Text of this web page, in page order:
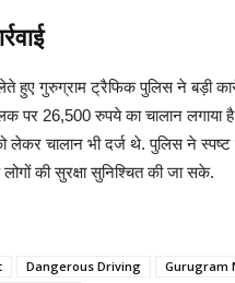
हुए गुरुग्राम ट्रैफिक पुलिस ने बड़ी
पर 26,500 रुपये का चालान लगाया
चालान भी दर्ज थे. पुलिस ने
की सुरक्षा सुनिश्चित की जा सके.
Dangerous Driving Gurugram